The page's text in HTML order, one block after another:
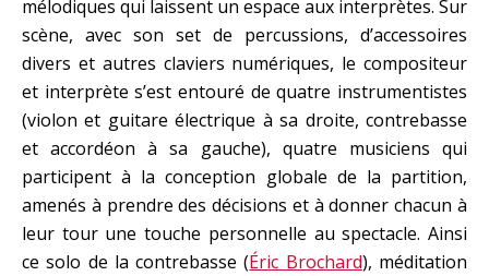
mélodiques qui laissent un espace aux interprètes. Sur
scène, avec son set de percussions, d’accessoires
divers et autres claviers numériques, le compositeur
et interprète s’est entouré de quatre instrumentistes
(violon et guitare électrique à sa droite, contrebasse
et accordéon à sa gauche), quatre musiciens qui
participent à la conception globale de la partition,
amenés à prendre des décisions et à donner chacun à
leur tour une touche personnelle au spectacle. Ainsi
ce solo de la contrebasse (Éric Brochard), méditation